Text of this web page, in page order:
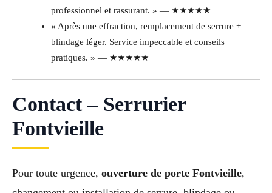
professionnel et rassurant. » — ★★★★★
« Après une effraction, remplacement de serrure +
blindage léger. Service impeccable et conseils
pratiques. » — ★★★★★
Contact – Serrurier
Fontvieille
Pour toute urgence, ouverture de porte Fontvieille,